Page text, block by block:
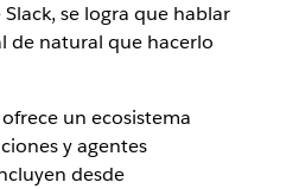
se logra que hablar
de natural que hacerlo
un ecosistema
y agentes
desde